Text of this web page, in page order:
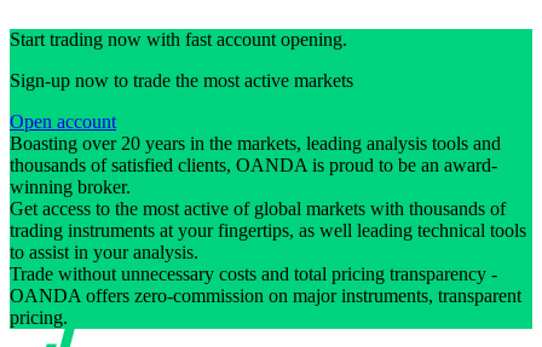
Start trading now with fast account opening.
Sign-up now to trade the most active markets
Open account
Boasting over 20 years in the markets, leading analysis tools and
thousands of satisfied clients, OANDA is proud to be an award-
winning broker.
Get access to the most active of global markets with thousands of
trading instruments at your fingertips, as well leading technical tools
to assist in your analysis.
Trade without unnecessary costs and total pricing transparency -
OANDA offers zero-commission on major instruments, transparent
pricing.